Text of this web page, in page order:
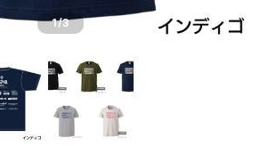
1/3